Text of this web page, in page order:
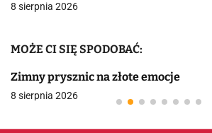
8 sierpnia 2026
MOŻE CI SIĘ SPODOBAĆ:
Zimny prysznic na złote emocje
8 sierpnia 2026